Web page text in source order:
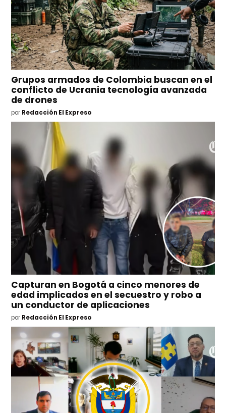
Grupos armados de Colombia buscan en el
conflicto de Ucrania tecnología avanzada
de drones
por Redacción El Expreso
Capturan en Bogotá a cinco menores de
edad implicados en el secuestro y robo a
un conductor de aplicaciones
por Redacción El Expreso